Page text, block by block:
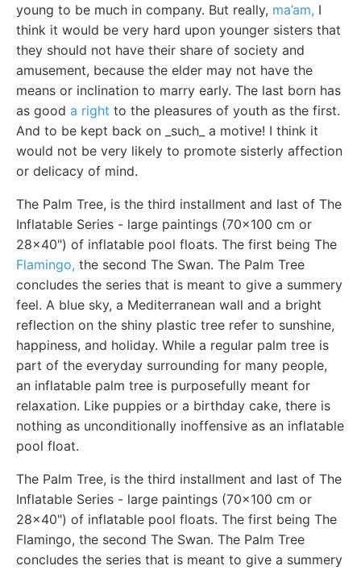
young to be much in company. But really, ma’am, I
think it would be very hard upon younger sisters that
they should not have their share of society and
amusement, because the elder may not have the
means or inclination to marry early. The last born has
as good a right to the pleasures of youth as the first.
And to be kept back on _such_ a motive! I think it
would not be very likely to promote sisterly affection
or delicacy of mind.
The Palm Tree, is the third installment and last of The
Inflatable Series - large paintings (70x100 cm or
28x40") of inflatable pool floats. The first being The
Flamingo, the second The Swan. The Palm Tree
concludes the series that is meant to give a summery
feel. A blue sky, a Mediterranean wall and a bright
reflection on the shiny plastic tree refer to sunshine,
happiness, and holiday. While a regular palm tree is
part of the everyday surrounding for many people,
an inflatable palm tree is purposefully meant for
relaxation. Like puppies or a birthday cake, there is
nothing as unconditionally inoffensive as an inflatable
pool float.
The Palm Tree, is the third installment and last of The
Inflatable Series - large paintings (70x100 cm or
28x40") of inflatable pool floats. The first being The
Flamingo, the second The Swan. The Palm Tree
concludes the series that is meant to give a summery